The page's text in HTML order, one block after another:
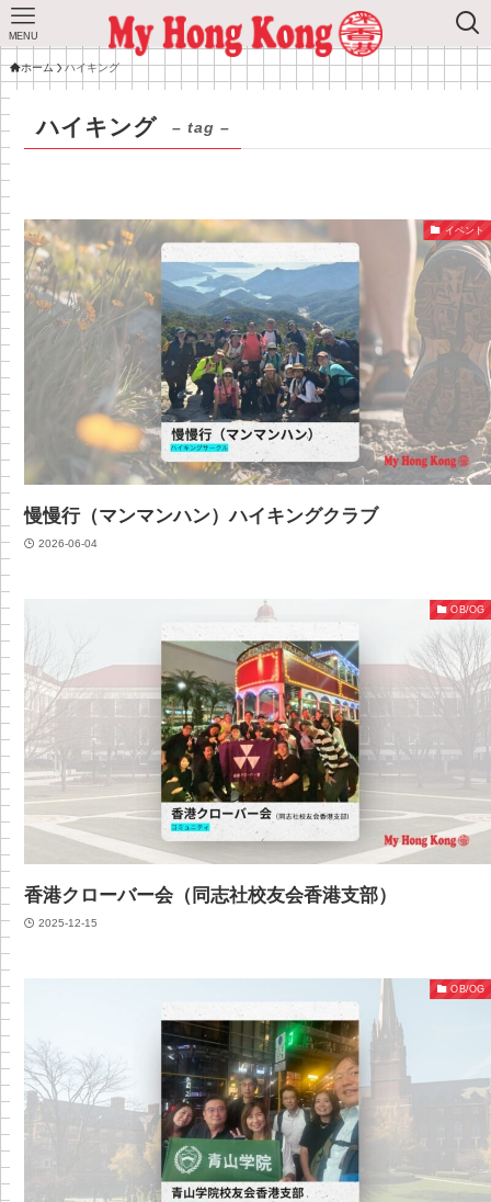
MENU
ホーム ハイキング
ハイキング – tag –
イベント
慢慢行（マンマンハン）ハイキングクラブ
2026-06-04
OB/OG
香港クローバー会（同志社校友会香港支部）
2025-12-15
OB/OG